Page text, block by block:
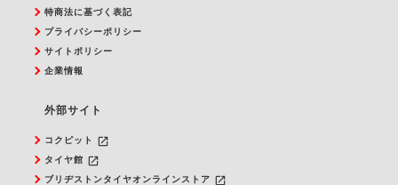
特商法に基づく表記
プライバシーポリシー
サイトポリシー
企業情報
外部サイト
コクピット launch
タイヤ館 launch
ブリヂストンタイヤオンラインストア launch